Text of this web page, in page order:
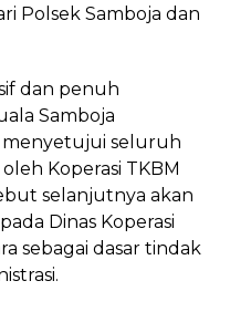
Polsek Samboja dan
dan penuh
Samboja
menyetujui seluruh
Koperasi TKBM
selanjutnya akan
Dinas Koperasi
sebagai dasar tindak